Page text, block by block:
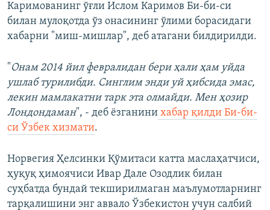
Каримованинг ўғли Ислом Каримов Би-би-си
билан мулоқотда ўз онасининг ўлими борасидаги
хабарни "миш-мишлар", деб атагани билдирилди.
"Онам 2014 йил февралидан бери ҳали ҳам уйда
ушлаб турилибди. Синглим энди уй ҳибсида эмас,
лекин мамлакатни тарк эта олмайди. Мен ҳозир
Лондондаман", - деб ёзганини хабар қилди Би-би-
си Ўзбек хизмати.
Норвегия Ҳелсинки Қўмитаси катта маслаҳатчиси,
ҳуқуқ ҳимоячиси Ивар Дале Озодлик билан
суҳбатда бундай текширилмаган маълумотларнинг
тарқалишини энг аввало Ўзбекистон учун салбий